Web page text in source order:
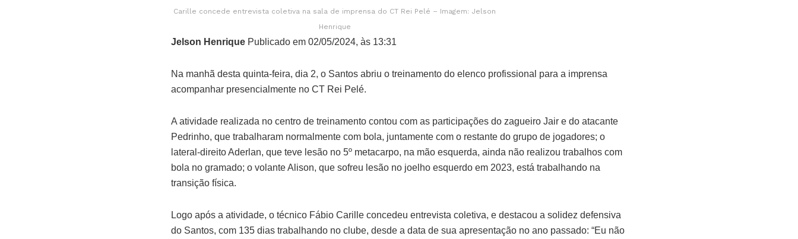
Carille concede entrevista coletiva na sala de imprensa do CT Rei Pelé – Imagem: Jelson
Henrique
Jelson Henrique Publicado em 02/05/2024, às 13:31
Na manhã desta quinta-feira, dia 2, o Santos abriu o treinamento do elenco profissional para a imprensa
acompanhar presencialmente no CT Rei Pelé.
A atividade realizada no centro de treinamento contou com as participações do zagueiro Jair e do atacante
Pedrinho, que trabalharam normalmente com bola, juntamente com o restante do grupo de jogadores; o
lateral-direito Aderlan, que teve lesão no 5º metacarpo, na mão esquerda, ainda não realizou trabalhos com
bola no gramado; o volante Alison, que sofreu lesão no joelho esquerdo em 2023, está trabalhando na
transição física.
Logo após a atividade, o técnico Fábio Carille concedeu entrevista coletiva, e destacou a solidez defensiva
do Santos, com 135 dias trabalhando no clube, desde a data de sua apresentação no ano passado: “Eu não